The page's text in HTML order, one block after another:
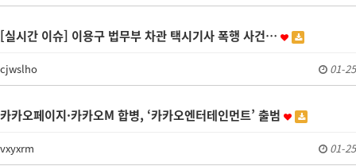
[실시간 이슈] 이용구 법무부 차관 택시기사 폭행 사건…
cjwslho 01-25
카카오페이지·카카오M 합병, ‘카카오엔터테인먼트’ 출범
vxyxrm 01-25